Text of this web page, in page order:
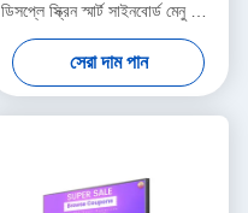
ডিসপ্লে স্ক্রিন স্মার্ট সাইনবোর্ড মেনু বোর্ড
3000nits
সেরা দাম পান